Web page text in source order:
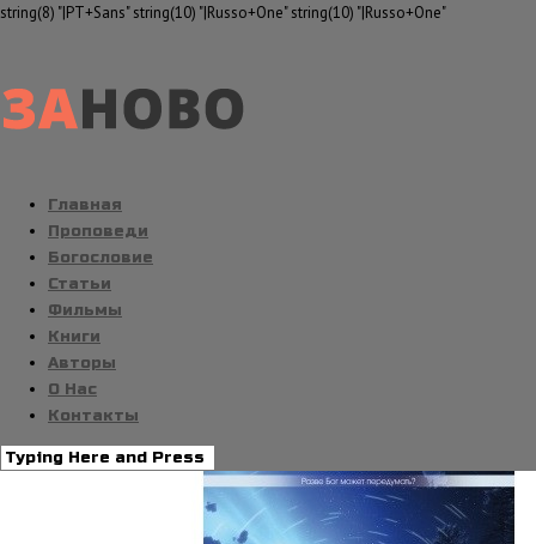
string(8) "|PT+Sans" string(10) "|Russo+One" string(10) "|Russo+One"
Главная
Проповеди
Богословие
Статьи
Фильмы
Книги
Авторы
О Нас
Контакты